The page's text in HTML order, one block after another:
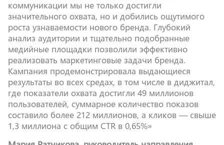
коммуникации мы не только достигли
значительного охвата, но и добились ощутимого
роста узнаваемости нового бренда. Глубокий
анализ аудитории и тщательно подобранные
медийные площадки позволили эффективно
реализовать маркетинговые задачи бренда.
Кампания продемонстрировала выдающиеся
результаты во всех средах, в том числе в диджитал,
где показатели охвата достигли 49 миллионов
пользователей, суммарное количество показов
составило более 212 миллионов, а кликов — свыше
1,3 миллиона с общим CTR в 0,65%»